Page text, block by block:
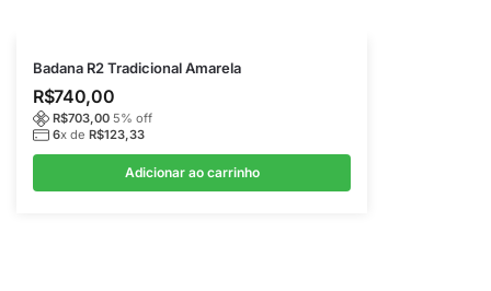
Badana R2 Tradicional Amarela
R$740,00
R$703,00 5% off
6x de R$123,33
Adicionar ao carrinho